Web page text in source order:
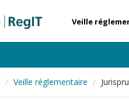
Veille
Veille réglementaire